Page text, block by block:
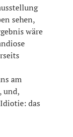
sehen,
wäre
am
und,
das